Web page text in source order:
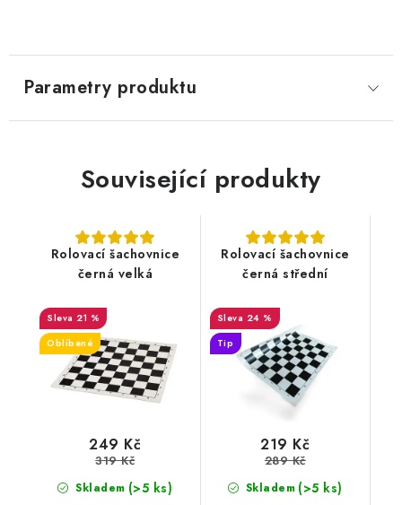
Parametry produktu
Související produkty
Rolovací šachovnice
černá velká
21 %
Oblíbené
Skladem (>5 ks)
249 Kč
319 Kč
Rolovací šachovnice
černá střední
24 %
Tip
Skladem (>5 ks)
219 Kč
289 Kč